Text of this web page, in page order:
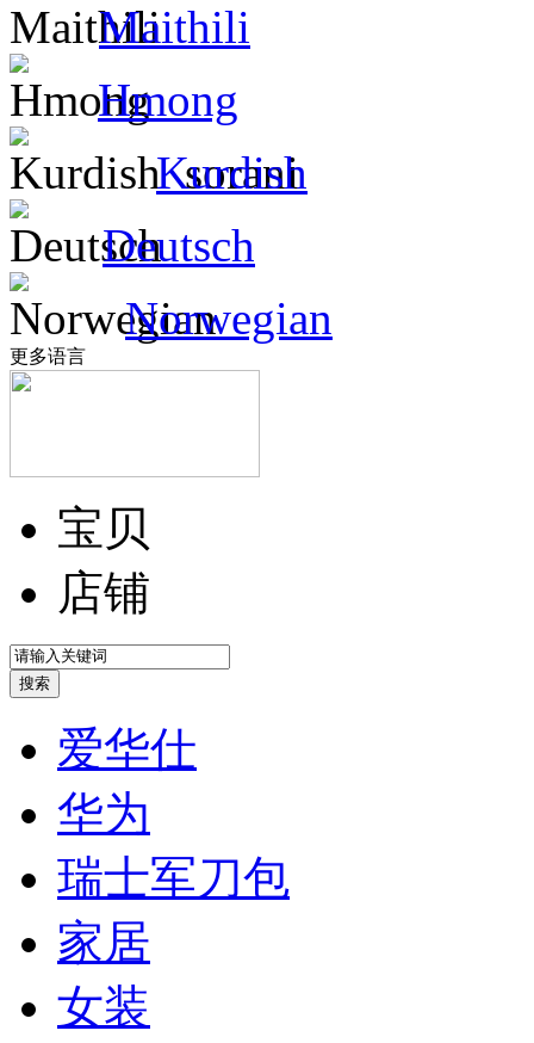
Maithili
Hmong
Kurdish
Deutsch
Norwegian
更多语言
宝贝
店铺
爱华仕
华为
瑞士军刀包
家居
女装